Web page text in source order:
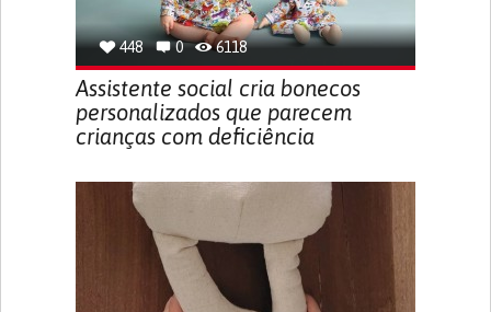
448 0 6118
Assistente social cria bonecos
personalizados que parecem
crianças com deficiência